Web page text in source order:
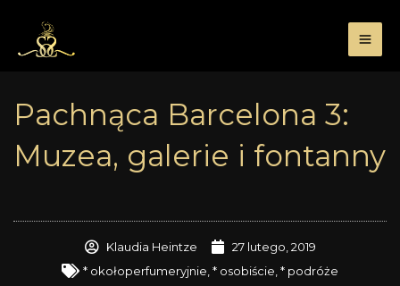
treści
Pachnąca Barcelona 3:
Muzea, galerie i fontanny
Klaudia Heintze
27 lutego, 2019
* okołoperfumeryjnie * osobiście * podróże